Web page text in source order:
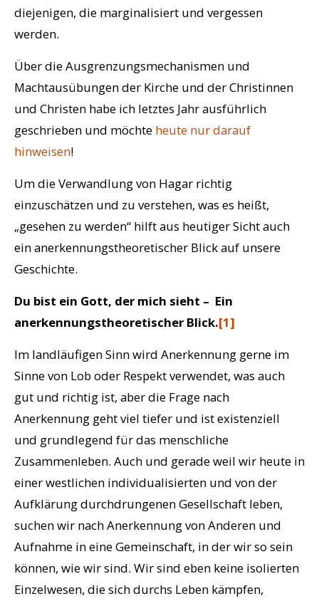
diejenigen, die marginalisiert und vergessen
werden.
Über die Ausgrenzungsmechanismen und
Machtausübungen der Kirche und der Christinnen
und Christen habe ich letztes Jahr ausführlich
geschrieben und möchte heute nur darauf
hinweisen!
Um die Verwandlung von Hagar richtig
einzuschätzen und zu verstehen, was es heißt,
„gesehen zu werden“ hilft aus heutiger Sicht auch
ein anerkennungstheoretischer Blick auf unsere
Geschichte.
Du bist ein Gott, der mich sieht – Ein
anerkennungstheoretischer Blick.[1]
Im landläufigen Sinn wird Anerkennung gerne im
Sinne von Lob oder Respekt verwendet, was auch
gut und richtig ist, aber die Frage nach
Anerkennung geht viel tiefer und ist existenziell
und grundlegend für das menschliche
Zusammenleben. Auch und gerade weil wir heute in
einer westlichen individualisierten und von der
Aufklärung durchdrungenen Gesellschaft leben,
suchen wir nach Anerkennung von Anderen und
Aufnahme in eine Gemeinschaft, in der wir so sein
können, wie wir sind. Wir sind eben keine isolierten
Einzelwesen, die sich durchs Leben kämpfen,